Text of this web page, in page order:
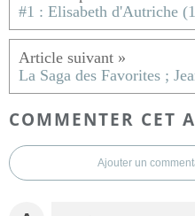
#1 : Elisabeth d'Autriche
La Saga des Favorites ;
COMMENTER CET
Ajouter un